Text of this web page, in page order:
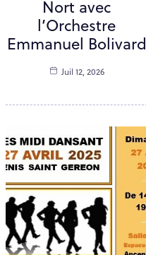
Nort avec
l’Orchestre
Emmanuel Bolivard
Juil 12, 2026